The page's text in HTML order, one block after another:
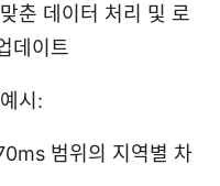
춘 데이터 처리 및 로
데이트
시:
범위의 지역별 차